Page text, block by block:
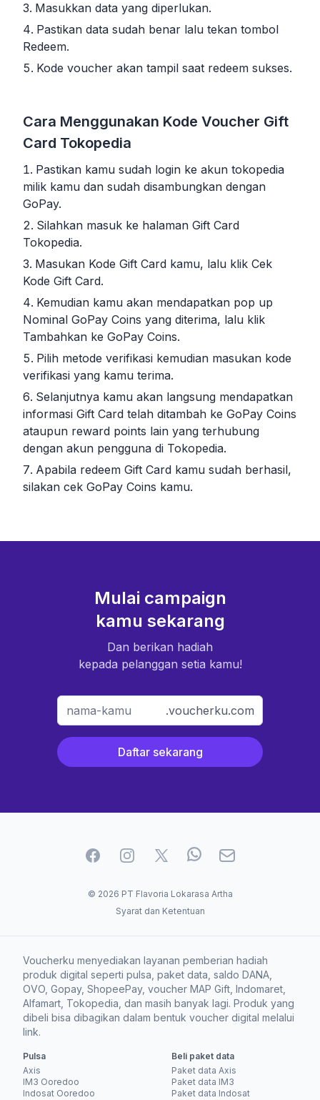
Masukkan data yang diperlukan.
Pastikan data sudah benar lalu tekan tombol
Redeem.
Kode voucher akan tampil saat redeem sukses.
Cara Menggunakan Kode Voucher Gift
Card Tokopedia
Pastikan kamu sudah login ke akun tokopedia
milik kamu dan sudah disambungkan dengan
GoPay.
Silahkan masuk ke halaman Gift Card
Tokopedia.
Masukan Kode Gift Card kamu, lalu klik Cek
Kode Gift Card.
Kemudian kamu akan mendapatkan pop up
Nominal GoPay Coins yang diterima, lalu klik
Tambahkan ke GoPay Coins.
Pilih metode verifikasi kemudian masukan kode
verifikasi yang kamu terima.
Selanjutnya kamu akan langsung mendapatkan
informasi Gift Card telah ditambah ke GoPay Coins
ataupun reward points lain yang terhubung
dengan akun pengguna di Tokopedia.
Apabila redeem Gift Card kamu sudah berhasil,
silakan cek GoPay Coins kamu.
Mulai campaign
kamu sekarang
Dan berikan hadiah
kepada pelanggan setia kamu!
.voucherku.com
Daftar sekarang
FacebookInstagramTwitterWhatApp
Email
© 2026 PT Flavoria Lokarasa Artha
Syarat dan Ketentuan
Voucherku menyediakan layanan pemberian hadiah
produk digital seperti pulsa, paket data, saldo DANA,
OVO, Gopay, ShopeePay, voucher MAP Gift, Indomaret,
Alfamart, Tokopedia, dan masih banyak lagi. Produk yang
dibeli bisa dibagikan dalam bentuk voucher digital melalui
link.
Pulsa
Axis
IM3 Ooredoo
Indosat Ooredoo
Beli paket data
Paket data Axis
Paket data IM3
Paket data Indosat